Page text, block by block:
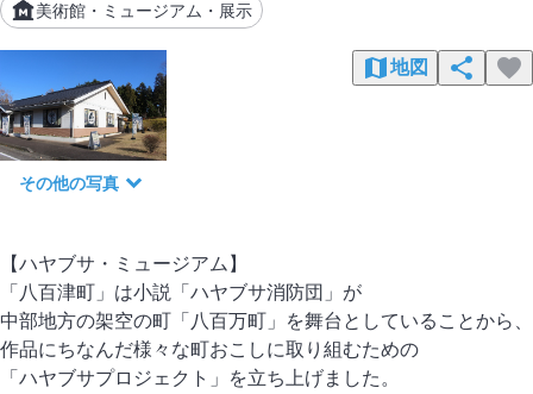
美術館・ミュージアム・展示
地図
その他の写真
【ハヤブサ・ミュージアム】
「八百津町」は小説「ハヤブサ消防団」が
中部地方の架空の町「八百万町」を舞台としていることから、
作品にちなんだ様々な町おこしに取り組むための
「ハヤブサプロジェクト」を立ち上げました。